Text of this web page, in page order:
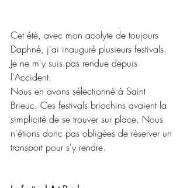
Cet été, avec mon acolyte de toujours
Daphné, j'ai inauguré plusieurs festivals.
Je ne m'y suis pas rendue depuis
l'Accident.
Nous en avons sélectionné à Saint
Brieuc. Ces festivals briochins avaient la
simplicité de se trouver sur place. Nous
n'étions donc pas obligées de réserver un
transport pour s'y rendre.